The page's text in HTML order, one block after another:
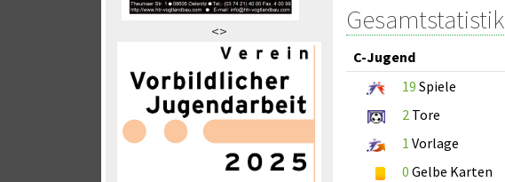
<> Gesamtstatistik
C-Jugend
19 Spiele
2 Tore
1 Vorlage
0 Gelbe Karten